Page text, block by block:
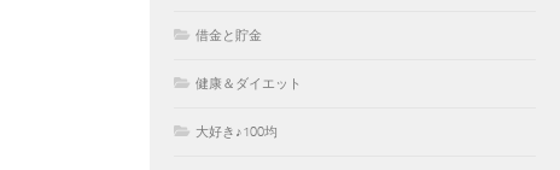
借金と貯金
健康＆ダイエット
大好き♪100均